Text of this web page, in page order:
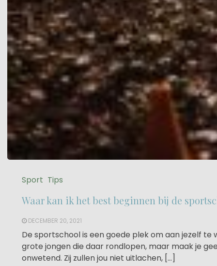
Sport Tips
Waar kan ik het best beginnen bij de
DECEMBER 20, 2021
De sportschool is een goede plek om aan jezelf
grote jongen die daar rondlopen, maar maak je
onwetend. Zij zullen jou niet uitlachen, […]